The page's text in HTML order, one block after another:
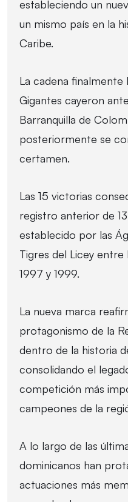
estableciendo un
un mismo país en la
Caribe.
La cadena finalmente
Gigantes cayeron
Barranquilla de
posteriormente se
certamen.
Las 15 victorias
registro anterior de
establecido por las
Tigres del Licey entre
1997 y 1999.
La nueva marca
protagonismo de la
dentro de la historia
consolidando el
competición más
campeones de la
A lo largo de las
dominicanos han
actuaciones más